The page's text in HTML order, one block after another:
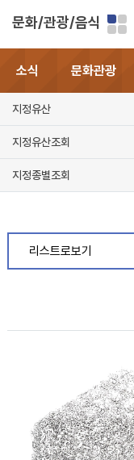
문화/관광/음식
소식 문화관광
지정유산
지정유산조회
지정종별조회
리스트로보기